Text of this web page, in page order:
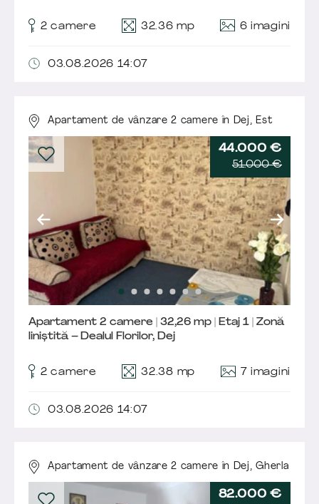
2 camere 32.36 mp 6 imagini
03.08.2026 14:07
Apartament de vânzare 2 camere în Dej,Est
44.000 €
51.000 €
Apartament 2 camere | 32,26 mp | Etaj 1 | Zonă
liniștită – Dealul Florilor, Dej
2 camere 32.38 mp 7 imagini
03.08.2026 14:07
Apartament de vânzare 2 camere în Dej,Gherla
82.000 €